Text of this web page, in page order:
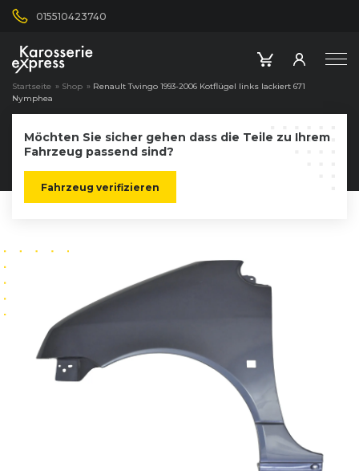
015510423740
Startseite » Shop » Renault Twingo 1993-2006 Kotflügel links lackiert 671
Nymphea
Möchten Sie sicher gehen dass die Teile zu Ihrem
Fahrzeug passend sind?
Fahrzeug verifizieren